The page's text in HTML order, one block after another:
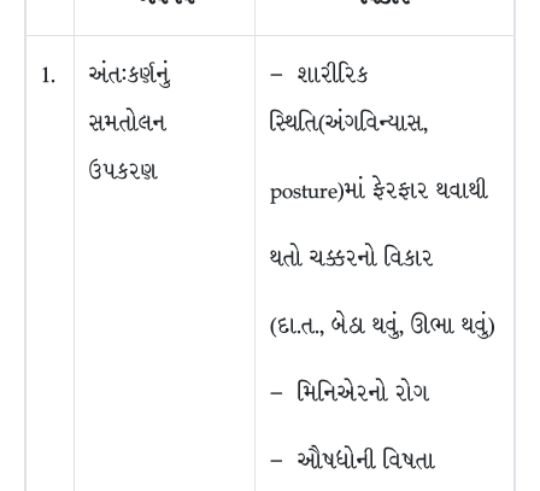
1.
અંત:કર્ણનું
સમતોલન
ઉપકરણ
– શારીરિક
સ્થિતિ(અંગવિન્યાસ,
posture)માં ફેરફાર થવાથી
થતો ચક્કરનો વિકાર
(દા.ત., બેઠા થવું, ઊભા થવું)
– મિનિએરનો રોગ
– ઔષધોની વિષતા